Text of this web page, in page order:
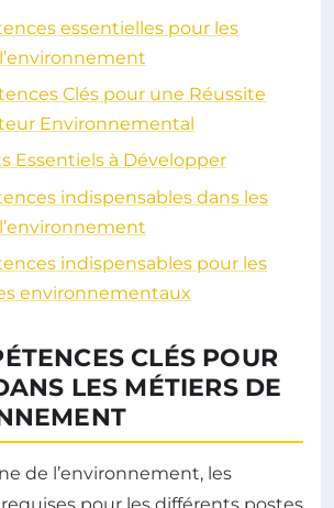
essentielles pour les
Clés pour une Réussite
Environnemental
Essentiels à Développer
indispensables dans les
indispensables pour les
environnementaux
CLÉS POUR
LES MÉTIERS DE
de l’environnement, les